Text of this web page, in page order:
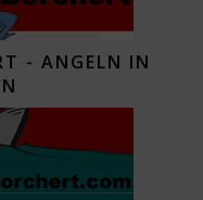
- ANGELN IN